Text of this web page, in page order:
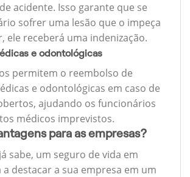
acidente. Isso garante que se
sofrer uma lesão que o impeça
ele receberá uma indenização.
e odontológicas
permitem o reembolso de
e odontológicas em caso de
ajudando os funcionários
médicos imprevistos.
para as empresas?
sabe, um seguro de vida em
destacar a sua empresa em um